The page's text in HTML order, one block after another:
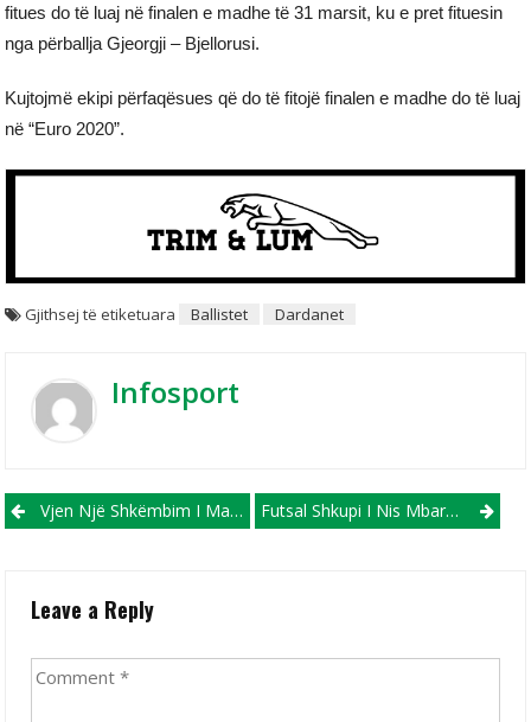
fitues do të luaj në finalen e madhe të 31 marsit, ku e pret fituesin
nga përballja Gjeorgji – Bjellorusi.
Kujtojmë ekipi përfaqësues që do të fitojë finalen e madhe do të luaj
në “Euro 2020”.
Gjithsej të etiketuara Ballistet Dardanet
Infosport
Post navigation
Vjen Një Shkëmbim I Madh Midis Barcelonës Dhe Juventusit Futsal Shkupi I Nis Mbarë Kontrollueset Për Stinorin Pranveror, Erkan Shabani Shkëlqen Me 3 Gola
Leave a Reply